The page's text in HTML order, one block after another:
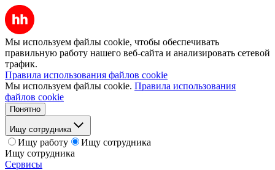
Мы используем файлы cookie, чтобы обеспечивать
правильную работу нашего веб-сайта и анализировать сетевой
трафик.
Правила использования файлов cookie
Мы используем файлы cookie. Правила использования
файлов cookie
Понятно
Ищу сотрудника
Ищу работу
Ищу сотрудника
Ищу сотрудника
Сервисы